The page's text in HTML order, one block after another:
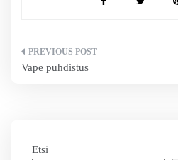
Artikkelien
Vape puhdistus
Etsi